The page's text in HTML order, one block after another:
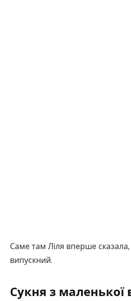
Саме там Ліля вперше
випускний.
Сукня з маленької